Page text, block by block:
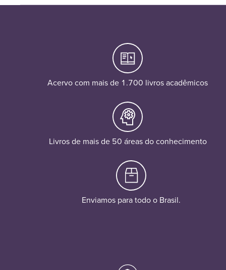
Acervo com mais de 1.700 livros acadêmicos
Livros de mais de 50 áreas do conhecimento
Enviamos para todo o Brasil.